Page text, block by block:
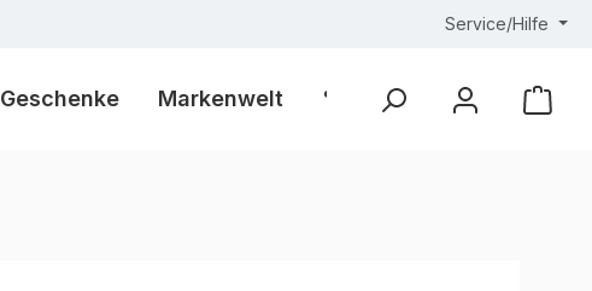
Service/Hilfe
Geschenke Markenwelt % Outlet %